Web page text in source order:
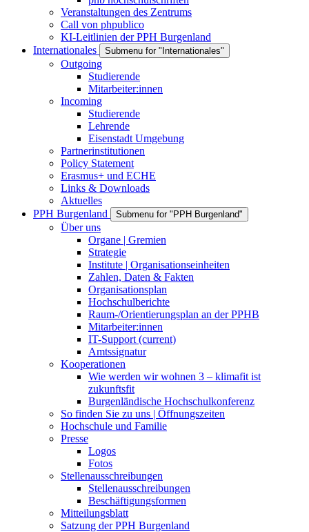
Veranstaltungen des Zentrums
Call von phpublico
KI-Leitlinien der PPH Burgenland
Internationales
Submenu for "Internationales"
Outgoing
Studierende
Mitarbeiter:innen
Incoming
Studierende
Lehrende
Eisenstadt Umgebung
Partnerinstitutionen
Policy Statement
Erasmus+ und ECHE
Links & Downloads
Aktuelles
PPH Burgenland
Submenu for "PPH Burgenland"
Über uns
Organe | Gremien
Strategie
Institute | Organisationseinheiten
Zahlen, Daten & Fakten
Organisationsplan
Hochschulberichte
Raum-/Orientierungsplan an der PPHB
Mitarbeiter:innen
IT-Support (current)
Amtssignatur
Kooperationen
Wie werden wir wohnen 3 – klimafit ist
zukunftsfit
Burgenländische Hochschulkonferenz
So finden Sie zu uns | Öffnungszeiten
Hochschule und Familie
Presse
Logos
Fotos
Stellenausschreibungen
Stellenausschreibungen
Beschäftigungsformen
Mitteilungsblatt
Satzung der PPH Burgenland